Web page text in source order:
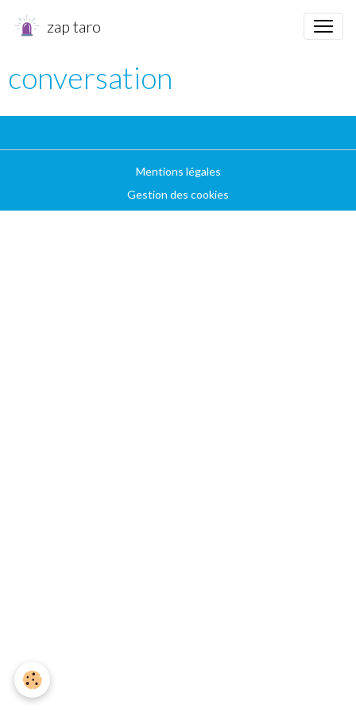
zap taro
conversation
Mentions légales
Gestion des cookies